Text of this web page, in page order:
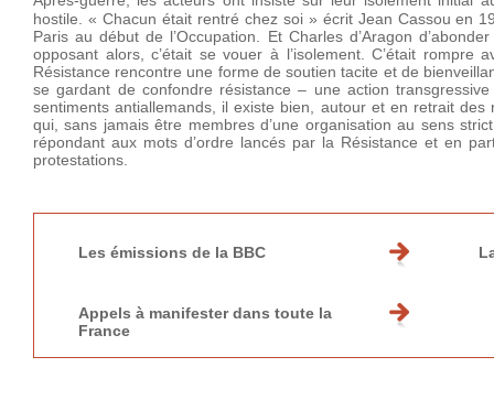
hostile. « Chacun était rentré chez soi » écrit Jean Cassou en
Paris au début de l’Occupation. Et Charles d’Aragon
opposant alors, c’était se vouer à l’isolement. C’était
Résistance rencontre une forme de soutien tacite et de
se gardant de confondre résistance – une action
sentiments antiallemands, il existe bien, autour et en retrait
qui, sans jamais être membres d’une organisation au sens
répondant aux mots d’ordre lancés par la Résistance et en
protestations.
Les émissions de la BBC
Appels à manifester dans toute la
France